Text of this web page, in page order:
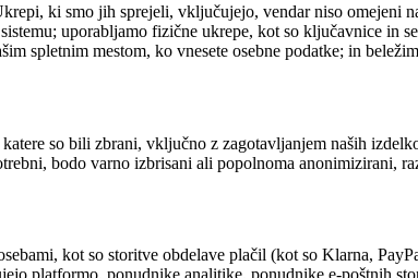
ki smo jih sprejeli, vključujejo, vendar niso omejeni
uporabljamo fizične ukrepe, kot so ključavnice in
spletnim mestom, ko vnesete osebne podatke; in
so bili zbrani, vključno z zagotavljanjem naših
bodo varno izbrisani ali popolnoma anonimizirani,
kot so storitve obdelave plačil (kot so Klarna,